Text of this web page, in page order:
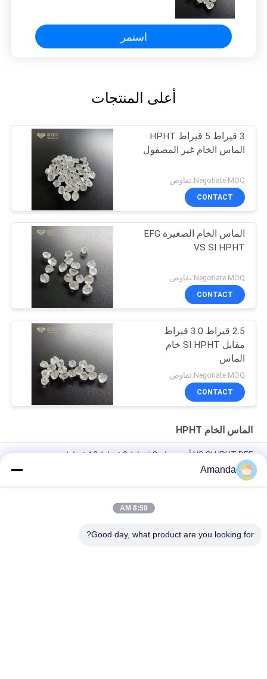
استمر
أعلى المنتجات
3 قيراط 5 قيراط HPHT
الماس الخام غير المصقول
Negotiate MOQ:تفاوض
CONTACT
الماس الخام الصغيرة EFG
VS SI HPHT
Negotiate MOQ:تفاوض
CONTACT
2.5 قيراط 3.0 قيراط
مقابل SI HPHT خام
الماس
Negotiate MOQ:تفاوض
CONTACT
الماس الخام HPHT
VS SI HPHT DEF أبيض خام 8 قيراط 9 قيراط 10 قيراط
Color
Amanda
8:59 AM
Good day, what product are you looking for?